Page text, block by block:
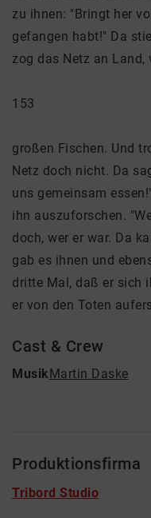
zu ihnen: "Bringt her
gefangen habt!" Da
zog das Netz an Land,
153
großen Fischen. Und
Netz doch nicht. Da
uns gemeinsam
ihn auszuforschen.
doch, wer er war. Da
gab es ihnen und
dritte Mal, daß er sich
er von den Toten
Cast & Crew
MusikMartin Daske
Produktionsfirma
Tribord Studio